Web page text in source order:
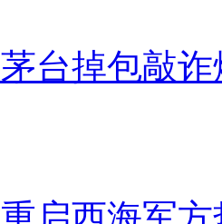
C。不愧是天
日，俄罗斯一位
位美少女拥有天
台掉包敲